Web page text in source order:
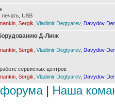
USB
Sergik Vladimir Degtyarev, Davydov
Д-Линк
Sergik Vladimir Degtyarev, Davydov
сервисных центров
Sergik Vladimir Degtyarev, Davydov
форума| Наша